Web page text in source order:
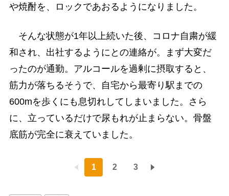
や焼酎を、ロックであおるようになりました。
そんな状態が1年以上続いた後、コロナ自粛が緩
和され、出社するようにとの連絡が。まず大変だ
ったのが通勤。アルコールを過剰に摂取すると、
筋力が落ちるそうで、自宅から最寄り駅までの
600mを歩くにも息切れしてしまいました。さら
に、立っているだけで尿もれが止まらない。骨盤
底筋が完全に衰えていました。
1 2 3